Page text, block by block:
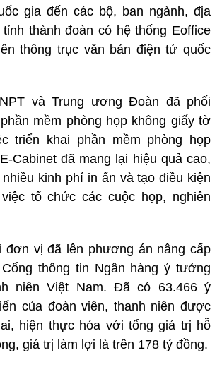
gia đến các bộ, ban ngành, địa
thành đoàn có hệ thống Eoffice
thông trục văn bản điện tử quốc
và Trung ương Đoàn đã phối
mềm phòng họp không giấy tờ
triển khai phần mềm phòng họp
Cabinet đã mang lại hiệu quả cao,
kinh phí in ấn và tạo điều kiện
tổ chức các cuộc họp, nghiên
đơn vị đã lên phương án nâng cấp
thông tin Ngân hàng ý tưởng
niên Việt Nam. Đã có 63.466 ý
của đoàn viên, thanh niên được
hiện thực hóa với tổng giá trị hỗ
giá trị làm lợi là trên 178 tỷ đồng.